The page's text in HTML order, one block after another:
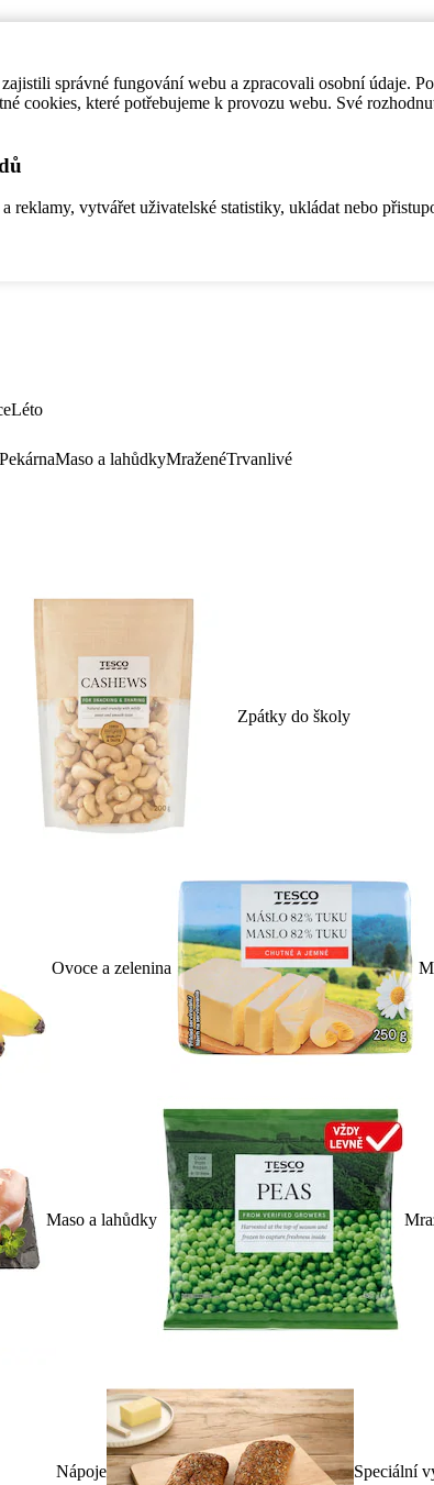
správné fungování webu a zpracovali osobní údaje.
cookies, které potřebujeme k provozu webu. Své
vytvářet uživatelské statistiky, ukládat nebo
Léto
PekárnaMaso a lahůdkyMraženéTrvanlivé
Zpátky do školy
Ovoce a zelenina
Maso a lahůdky
Nápoje Speciální